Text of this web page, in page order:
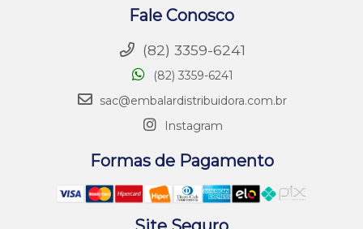
Fale Conosco
(82) 3359-6241
(82) 3359-6241
sac@embalardistribuidora.com.br
Instagram
Formas de Pagamento